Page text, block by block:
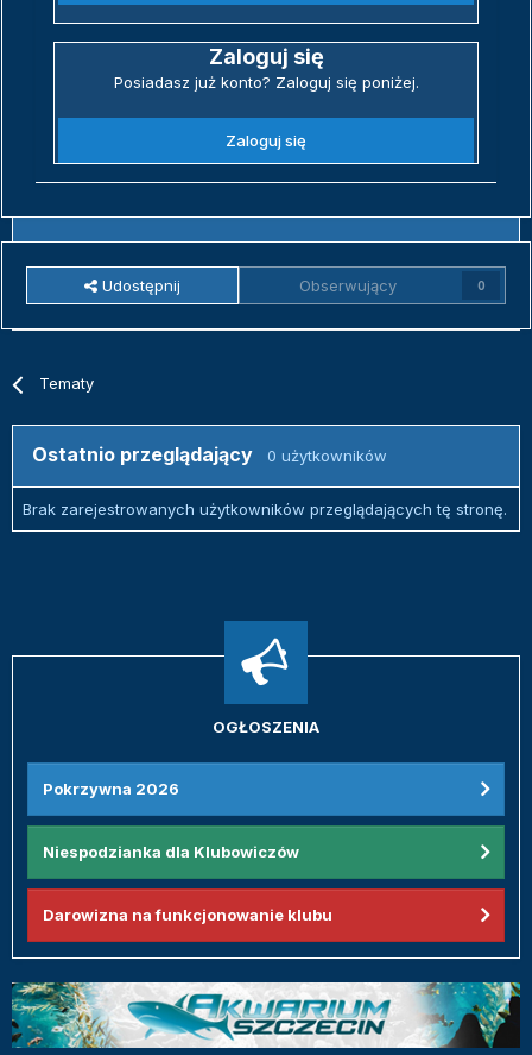
Zaloguj się
Posiadasz już konto? Zaloguj się poniżej.
Zaloguj się
Udostępnij Obserwujący 0
Tematy
Ostatnio przeglądający 0 użytkowników
Brak zarejestrowanych użytkowników przeglądających tę stronę.
OGŁOSZENIA
Pokrzywna 2026
Niespodzianka dla Klubowiczów
Darowizna na funkcjonowanie klubu